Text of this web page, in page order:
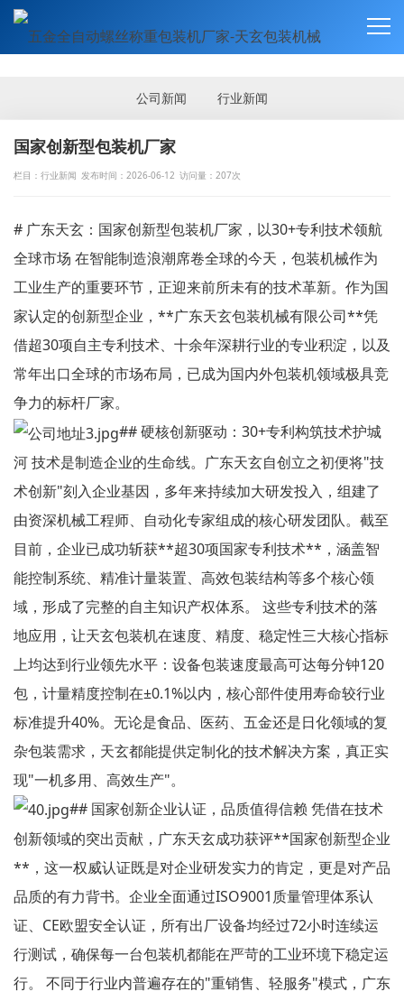
新闻资讯
NEWS
公司新闻 行业新闻
国家创新型包装机厂家
栏目：行业新闻 发布时间：2026-06-12 访问量：207次
# 广东天玄：国家创新型包装机厂家，以30+专利技术领航
全球市场 在智能制造浪潮席卷全球的今天，包装机械作为
工业生产的重要环节，正迎来前所未有的技术革新。作为国
家认定的创新型企业，**广东天玄包装机械有限公司**凭
借超30项自主专利技术、十余年深耕行业的专业积淀，以及
常年出口全球的市场布局，已成为国内外包装机领域极具竞
争力的标杆厂家。
## 硬核创新驱动：30+专利构筑技术护城
河 技术是制造企业的生命线。广东天玄自创立之初便将"技
术创新"刻入企业基因，多年来持续加大研发投入，组建了
由资深机械工程师、自动化专家组成的核心研发团队。截至
目前，企业已成功斩获**超30项国家专利技术**，涵盖智
能控制系统、精准计量装置、高效包装结构等多个核心领
域，形成了完整的自主知识产权体系。 这些专利技术的落
地应用，让天玄包装机在速度、精度、稳定性三大核心指标
上均达到行业领先水平：设备包装速度最高可达每分钟120
包，计量精度控制在±0.1%以内，核心部件使用寿命较行业
标准提升40%。无论是食品、医药、五金还是日化领域的复
杂包装需求，天玄都能提供定制化的技术解决方案，真正实
现"一机多用、高效生产"。
## 国家创新企业认证，品质值得信赖 凭借在技术
创新领域的突出贡献，广东天玄成功获评**国家创新型企业
**，这一权威认证既是对企业研发实力的肯定，更是对产品
品质的有力背书。企业全面通过ISO9001质量管理体系认
证、CE欧盟安全认证，所有出厂设备均经过72小时连续运
行测试，确保每一台包装机都能在严苛的工业环境下稳定运
行。 不同于行业内普遍存在的"重销售、轻服务"模式，广东